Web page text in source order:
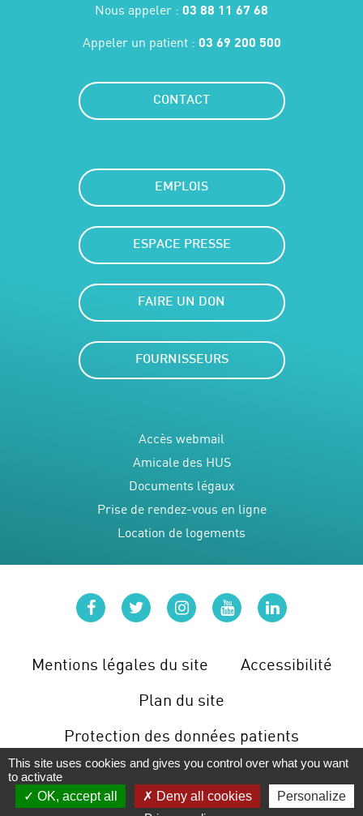
Nous appeler : 03 88 11 67 68
Appeler un patient : 03 69 200 500
CONTACT
EMPLOIS
ESPACE PRESSE
FAIRE UN DON
FOURNISSEURS
Accès webmail
Amicale des HUS
Documents légaux
Prise de rendez-vous en ligne
Location de logements
Mentions légales du site
Accessibilité
Plan du site
Protection des données patients
Gérer les cookies
facebooktwitterinstagram
youtubelinkedin
This site uses cookies and gives you control over what you want
to activate
OK, accept all
Deny all cookies
Personalize